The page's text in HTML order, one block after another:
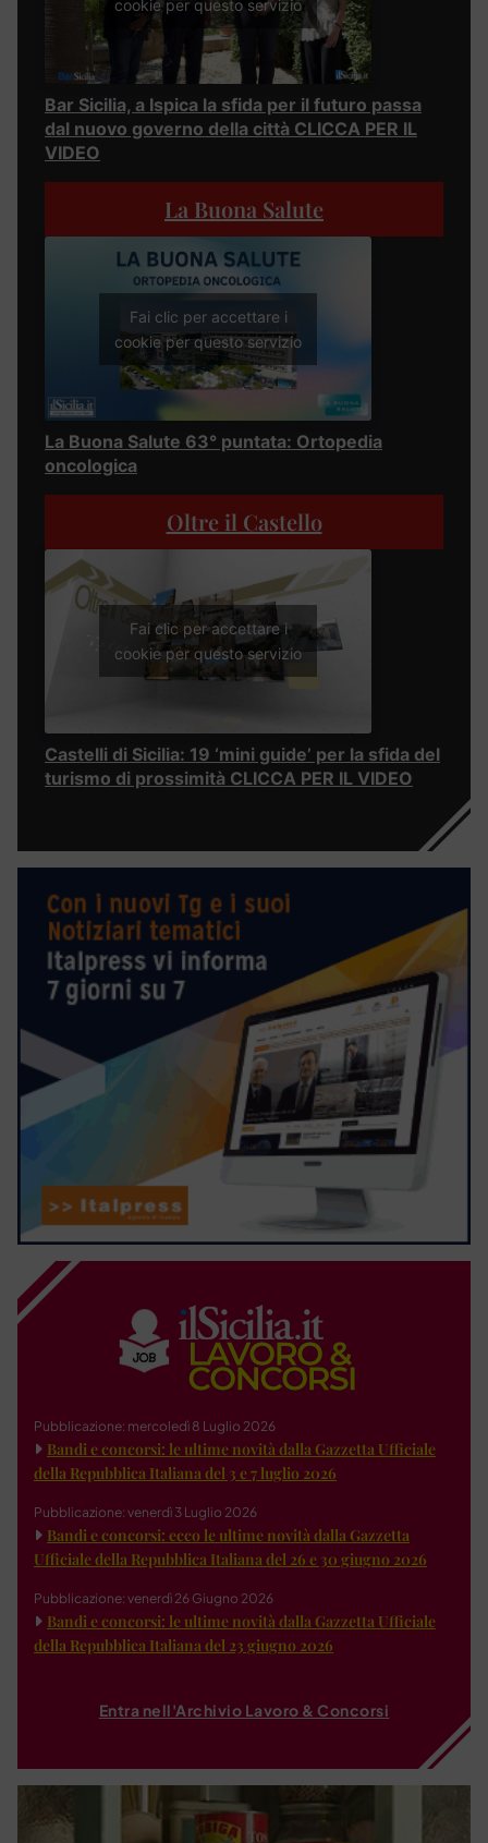
cookie per questo servizio
Bar Sicilia, a Ispica la sfida per il futuro passa
dal nuovo governo della città CLICCA PER IL
VIDEO
La Buona Salute
Fai clic per accettare i
cookie per questo servizio
La Buona Salute 63° puntata: Ortopedia
oncologica
Oltre il Castello
Fai clic per accettare i
cookie per questo servizio
Castelli di Sicilia: 19 ‘mini guide’ per la sfida del
turismo di prossimità CLICCA PER IL VIDEO
Pubblicazione: mercoledì 8 Luglio 2026
Bandi e concorsi: le ultime novità dalla Gazzetta Ufficiale
della Repubblica Italiana del 3 e 7 luglio 2026
Pubblicazione: venerdì 3 Luglio 2026
Bandi e concorsi: ecco le ultime novità dalla Gazzetta
Ufficiale della Repubblica Italiana del 26 e 30 giugno 2026
Pubblicazione: venerdì 26 Giugno 2026
Bandi e concorsi: le ultime novità dalla Gazzetta Ufficiale
della Repubblica Italiana del 23 giugno 2026
Entra nell'Archivio Lavoro & Concorsi